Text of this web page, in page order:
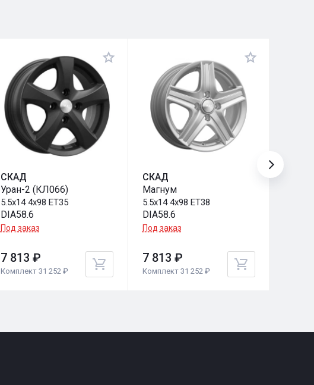
СКАД
Уран-2 (КЛ066)
5.5x14 4x98 ET35
DIA58.6
Под заказ
7 813 ₽
Комплект 31 252 ₽
СКАД
Магнум
5.5x14 4x98 ET38
DIA58.6
Под заказ
7 813 ₽
Комплект 31 252 ₽